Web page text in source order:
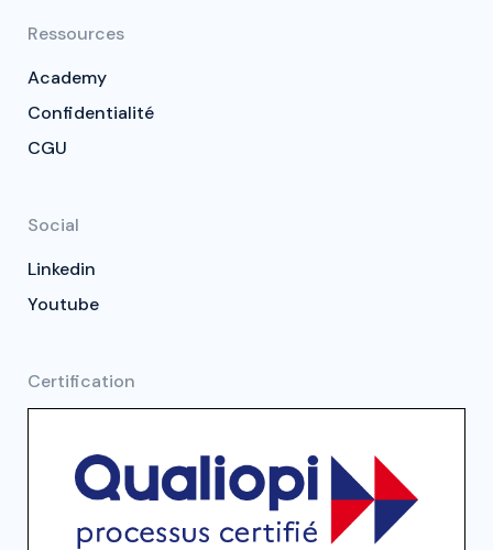
Ressources
Academy
Confidentialité
CGU
Social
Linkedin
Youtube
Certification